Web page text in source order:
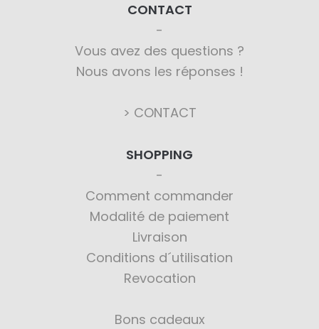
CONTACT
Vous avez des questions ?
Nous avons les réponses !
> CONTACT
SHOPPING
Comment commander
Modalité de paiement
Livraison
Conditions d´utilisation
Revocation
Bons cadeaux